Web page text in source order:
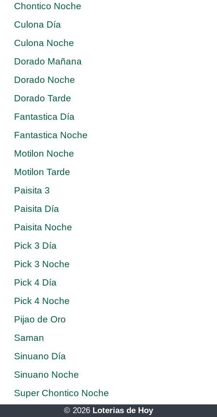
Chontico Noche
Culona Día
Culona Noche
Dorado Mañana
Dorado Noche
Dorado Tarde
Fantastica Día
Fantastica Noche
Motilon Noche
Motilon Tarde
Paisita 3
Paisita Día
Paisita Noche
Pick 3 Día
Pick 3 Noche
Pick 4 Día
Pick 4 Noche
Pijao de Oro
Saman
Sinuano Día
Sinuano Noche
Super Chontico Noche
© 2026 Loterias de Hoy